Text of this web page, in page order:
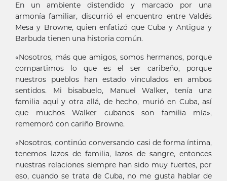
En un ambiente distendido y marcado por una
armonía familiar, discurrió el encuentro entre Valdés
Mesa y Browne, quien enfatizó que Cuba y Antigua y
Barbuda tienen una historia común.
«Nosotros, más que amigos, somos hermanos, porque
compartimos lo que es el ser caribeño, porque
nuestros pueblos han estado vinculados en ambos
sentidos. Mi bisabuelo, Manuel Walker, tenía una
familia aquí y otra allá, de hecho, murió en Cuba, así
que muchos Walker cubanos son familia mía»,
rememoró con cariño Browne.
«Nosotros, continúo conversando casi de forma íntima,
tenemos lazos de familia, lazos de sangre, entonces
nuestras relaciones siempre han sido muy fuertes, por
eso, cuando se trata de Cuba, no me gusta hablar de